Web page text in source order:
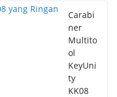
Carabi
ner
Multito
ol
KeyUni
ty
KK08